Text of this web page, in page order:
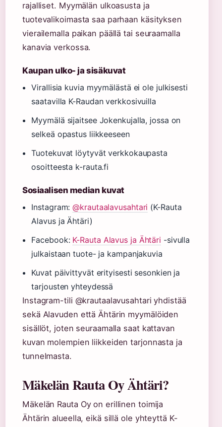
rajalliset. Myymälän ulkoasusta ja
tuotevalikoimasta saa parhaan käsityksen
vierailemalla paikan päällä tai seuraamalla
kanavia verkossa.
Kaupan ulko- ja sisäkuvat
Virallisia kuvia myymälästä ei ole julkisesti
saatavilla K-Raudan verkkosivuilla
Myymälä sijaitsee Jokenkujalla, jossa on
selkeä opastus liikkeeseen
Tuotekuvat löytyvät verkkokaupasta
osoitteesta k-rauta.fi
Sosiaalisen median kuvat
Instagram:@krautaalavusahtari (K-Rauta
Alavus ja Ähtäri)
Facebook: K-Rauta Alavus ja Ähtäri -sivulla
julkaistaan tuote- ja kampanjakuvia
Kuvat päivittyvät erityisesti sesonkien ja
tarjousten yhteydessä
Instagram-tili @krautaalavusahtari yhdistää
sekä Alavuden että Ähtärin myymälöiden
sisällöt, joten seuraamalla saat kattavan
kuvan molempien liikkeiden tarjonnasta ja
tunnelmasta.
Mäkelän Rauta Oy Ähtäri?
Mäkelän Rauta Oy on erillinen toimija
Ähtärin alueella, eikä sillä ole yhteyttä K-